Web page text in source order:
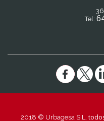
Tel:
2018 © Urbagesa S.L,